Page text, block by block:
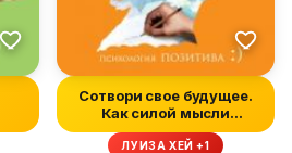
Сотвори свое будущее.
Как силой мысли
изменить суд...
ЛУИЗА ХЕЙ +1